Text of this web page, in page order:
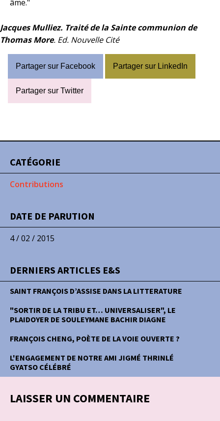
CATÉGORIE
Contributions
DATE DE PARUTION
4 / 02 / 2015
DERNIERS ARTICLES E&S
SAINT FRANÇOIS D’ASSISE DANS LA LITTERATURE
"SORTIR DE LA TRIBU ET… UNIVERSALISER", LE
PLAIDOYER DE SOULEYMANE BACHIR DIAGNE
FRANÇOIS CHENG, POÈTE DE LA VOIE OUVERTE ?
L'ENGAGEMENT DE NOTRE AMI JIGMÉ THRINLÉ
GYATSO CÉLÉBRÉ
LAISSER UN COMMENTAIRE
âme."
Jacques Mulliez. Traité de la Sainte communion de
Thomas More. Ed. Nouvelle Cité
Partager sur Facebook Partager sur LinkedIn
Partager sur Twitter